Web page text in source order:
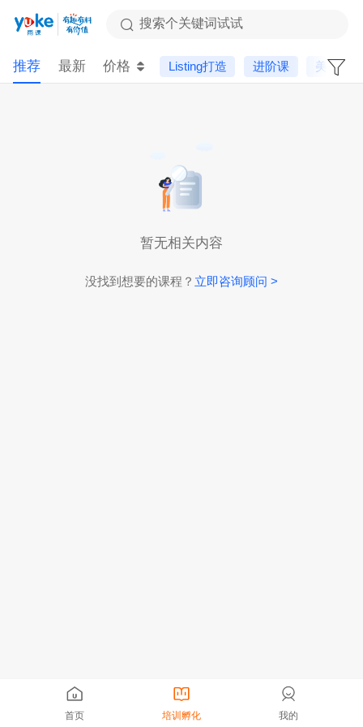
搜索个关键词试试
推荐 最新 价格 Listing打造 进阶课 美客多
暂无相关内容
没找到想要的课程？ 立即咨询顾问 >
首页 培训孵化 我的